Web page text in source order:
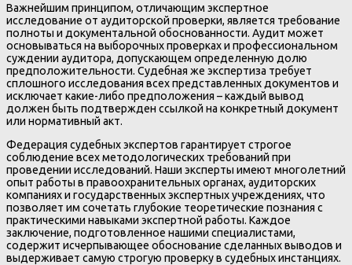
Важнейшим принципом, отличающим экспертное
исследование от аудиторской проверки, является требование
полноты и документальной обоснованности. Аудит может
основываться на выборочных проверках и профессиональном
суждении аудитора, допускающем определенную долю
предположительности. Судебная же экспертиза требует
сплошного исследования всех представленных документов и
исключает какие-либо предположения – каждый вывод
должен быть подтвержден ссылкой на конкретный документ
или нормативный акт.
Федерация судебных экспертов гарантирует строгое
соблюдение всех методологических требований при
проведении исследований. Наши эксперты имеют многолетний
опыт работы в правоохранительных органах, аудиторских
компаниях и государственных экспертных учреждениях, что
позволяет им сочетать глубокие теоретические познания с
практическими навыками экспертной работы. Каждое
заключение, подготовленное нашими специалистами,
содержит исчерпывающее обоснование сделанных выводов и
выдерживает самую строгую проверку в судебных инстанциях.